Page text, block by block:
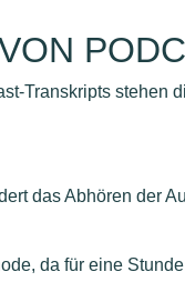
Transkripts stehen
das Abhören der
da für eine